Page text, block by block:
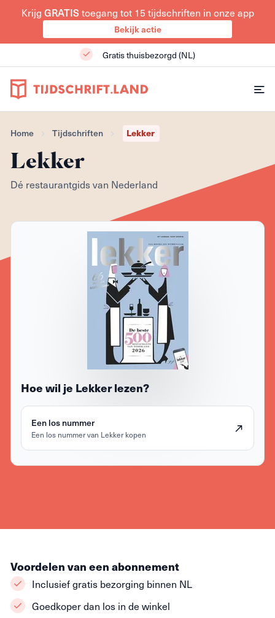
Krijg GRATIStoegang tot 15 tijdschriften in onze app
Bekijk actie
Gratis thuisbezorgd (NL)
Home Tijdschriften Lekker
Lekker
Dé restaurantgids van Nederland
Hoe wil je Lekker lezen?
Een los nummer
Een los nummer van Lekker kopen
Voordelen van een abonnement
Inclusief gratis bezorging binnen NL
Goedkoper dan los in de winkel